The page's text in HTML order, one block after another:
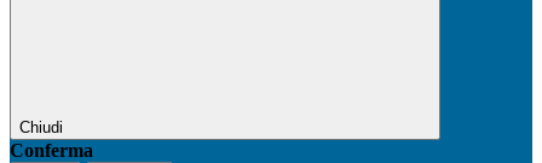
Chiudi
Conferma